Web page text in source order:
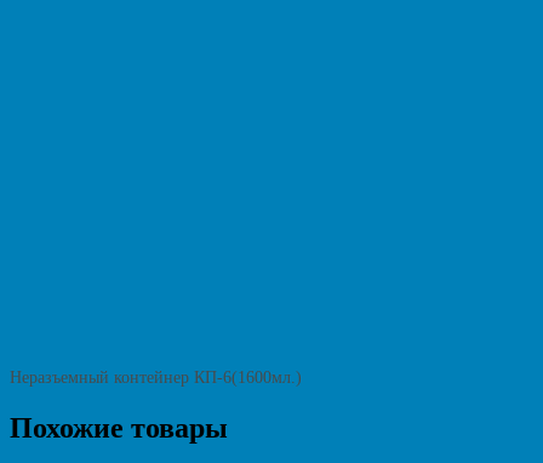
Неразъемный контейнер КП-6(1600мл.)
Похожие товары